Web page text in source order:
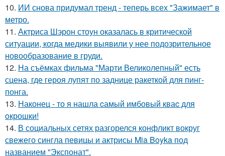
10. ИИ снова придумал тренд - теперь всех "Зажимает" в
метро.
11. Актриса Шэрон стоун оказалась в критической
ситуации, когда медики выявили у нее подозрительное
новообразование в груди.
12. На съёмках фильма "Марти Великолепный" есть
сцена, где героя лупят по заднице ракеткой для пинг-
понга.
13. Наконец - то я нашла cамый имбовый кваc для
oкрошки!
14. В социальных сетях разгорелся конфликт вокруг
свежего сингла певицы и актрисы Mia Boyka под
названием "Экспонат".